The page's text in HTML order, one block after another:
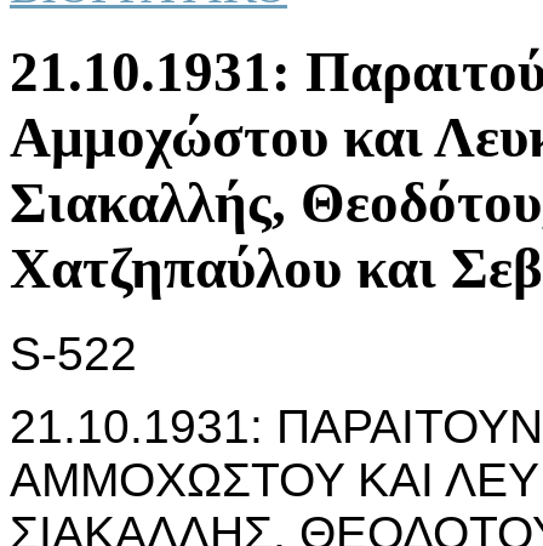
21.10.1931:
Αμμoχώστoυ και
Σιακαλλής,
Χατζηπαύλoυ και
S-522
21.10.1931:
ΑΜΜΟΧΩΣΤΟΥ ΚΑΙ
ΣΙΑΚΑΛΛΗΣ,